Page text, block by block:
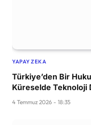
YAPAY ZEKA
Türkiye’den Bir
Küreselde Teknoloji
4 Temmuz 2026 - 18:35